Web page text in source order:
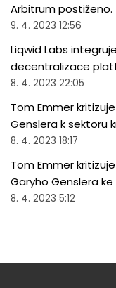
Arbitrum postiženo.
9. 4. 2023 12:56
Liqwid Labs
decentralizace
8. 4. 2023 22:05
Tom Emmer
Genslera k sektoru
8. 4. 2023 18:17
Tom Emmer
Garyho Genslera
8. 4. 2023 5:12